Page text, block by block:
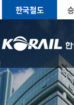
한국철도
CEO